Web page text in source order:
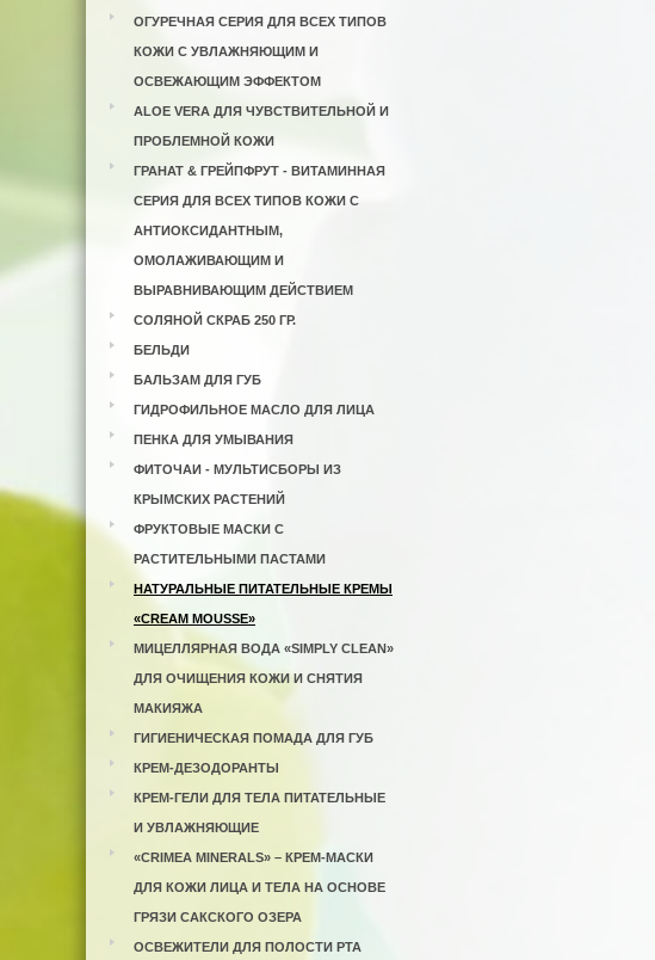
ОГУРЕЧНАЯ СЕРИЯ ДЛЯ ВСЕХ ТИПОВ
КОЖИ С УВЛАЖНЯЮЩИМ И
ОСВЕЖАЮЩИМ ЭФФЕКТОМ
ALOE VERA ДЛЯ ЧУВСТВИТЕЛЬНОЙ И
ПРОБЛЕМНОЙ КОЖИ
ГРАНАТ & ГРЕЙПФРУТ - ВИТАМИННАЯ
СЕРИЯ ДЛЯ ВСЕХ ТИПОВ КОЖИ С
АНТИОКСИДАНТНЫМ,
ОМОЛАЖИВАЮЩИМ И
ВЫРАВНИВАЮЩИМ ДЕЙСТВИЕМ
СОЛЯНОЙ СКРАБ 250 ГР.
БЕЛЬДИ
БАЛЬЗАМ ДЛЯ ГУБ
ГИДРОФИЛЬНОЕ МАСЛО ДЛЯ ЛИЦА
ПЕНКА ДЛЯ УМЫВАНИЯ
ФИТОЧАИ - МУЛЬТИСБОРЫ ИЗ
КРЫМСКИХ РАСТЕНИЙ
ФРУКТОВЫЕ МАСКИ С
РАСТИТЕЛЬНЫМИ ПАСТАМИ
НАТУРАЛЬНЫЕ ПИТАТЕЛЬНЫЕ КРЕМЫ
«CREAM MOUSSE»
МИЦЕЛЛЯРНАЯ ВОДА «SIMPLY CLEAN»
ДЛЯ ОЧИЩЕНИЯ КОЖИ И СНЯТИЯ
МАКИЯЖА
ГИГИЕНИЧЕСКАЯ ПОМАДА ДЛЯ ГУБ
КРЕМ-ДЕЗОДОРАНТЫ
КРЕМ-ГЕЛИ ДЛЯ ТЕЛА ПИТАТЕЛЬНЫЕ
И УВЛАЖНЯЮЩИЕ
«CRIMEA MINERALS» – КРЕМ-МАСКИ
ДЛЯ КОЖИ ЛИЦА И ТЕЛА НА ОСНОВЕ
ГРЯЗИ САКСКОГО ОЗЕРА
ОСВЕЖИТЕЛИ ДЛЯ ПОЛОСТИ РТА